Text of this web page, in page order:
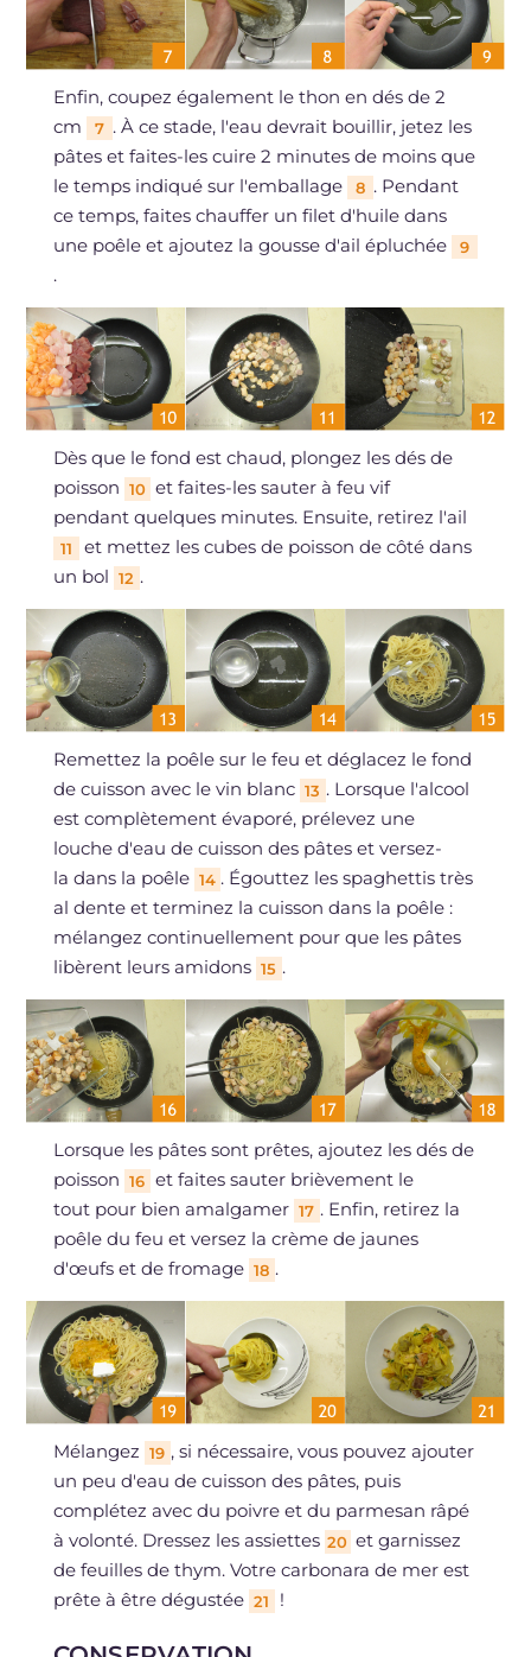
Enfin, coupez également le thon en dés de 2
cm
7 . À ce stade, l'eau devrait bouillir, jetez les
pâtes et faites-les cuire 2 minutes de moins que
le temps indiqué sur l'emballage
8 . Pendant
ce temps, faites chauffer un filet d'huile dans
une poêle et ajoutez la gousse d'ail épluchée
9
.
Dès que le fond est chaud, plongez les dés de
poisson 10 et faites-les sauter à feu vif
pendant quelques minutes. Ensuite, retirez l'ail
11
et mettez les cubes de poisson de côté dans
un bol 12 .
Remettez la poêle sur le feu et déglacez le fond
de cuisson avec le vin blanc 13 . Lorsque l'alcool
est complètement évaporé, prélevez une
louche d'eau de cuisson des pâtes et versez-
la dans la poêle 14 . Égouttez les spaghettis très
al dente et terminez la cuisson dans la poêle :
mélangez continuellement pour que les pâtes
libèrent leurs amidons 15 .
Lorsque les pâtes sont prêtes, ajoutez les dés de
poisson 16 et faites sauter brièvement le
tout pour bien amalgamer 17 . Enfin, retirez la
poêle du feu et versez la crème de jaunes
d'œufs et de fromage 18 .
Mélangez 19 , si nécessaire, vous pouvez ajouter
un peu d'eau de cuisson des pâtes, puis
complétez avec du poivre et du parmesan râpé
à volonté. Dressez les assiettes 20 et garnissez
de feuilles de thym. Votre carbonara de mer est
prête à être dégustée 21 !